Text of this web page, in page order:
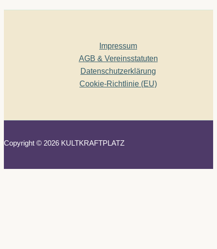
Impressum
AGB & Vereinsstatuten
Datenschutzerklärung
Cookie-Richtlinie (EU)
Copyright © 2026 KULTKRAFTPLATZ